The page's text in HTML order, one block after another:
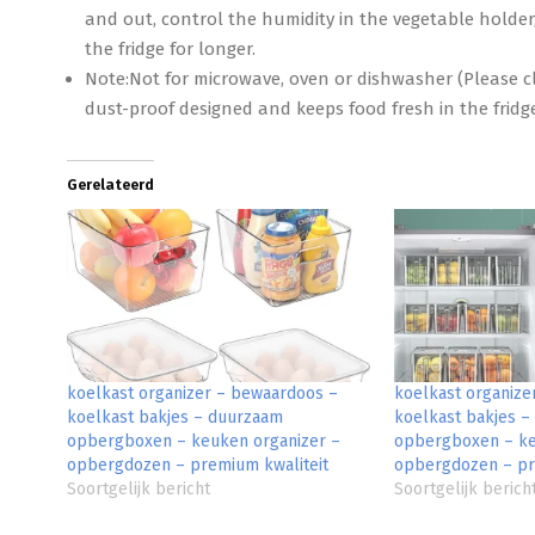
and out, control the humidity in the vegetable
the fridge for longer.
Note:Not for microwave, oven or dishwasher
dust-proof designed and keeps food fresh in the
Gerelateerd
koelkast organizer – bewaardoos –
koelkast bakjes – duurzaam
opbergboxen – keuken organizer –
opbergdozen – premium kwaliteit
Soortgelijk bericht
koelkast
koelkast bakjes –
opbergboxen –
opbergdozen –
Soortgelijk